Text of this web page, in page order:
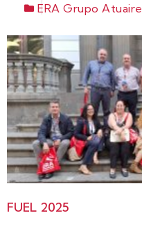
ERA Grupo Atuaire
FUEL 2025